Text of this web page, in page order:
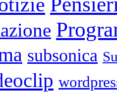
subsonica